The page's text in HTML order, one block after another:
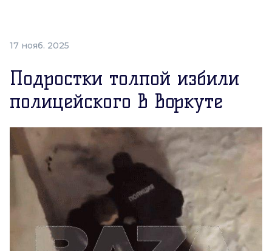
17 нояб. 2025
Подростки толпой избили
полицейского в Воркуте